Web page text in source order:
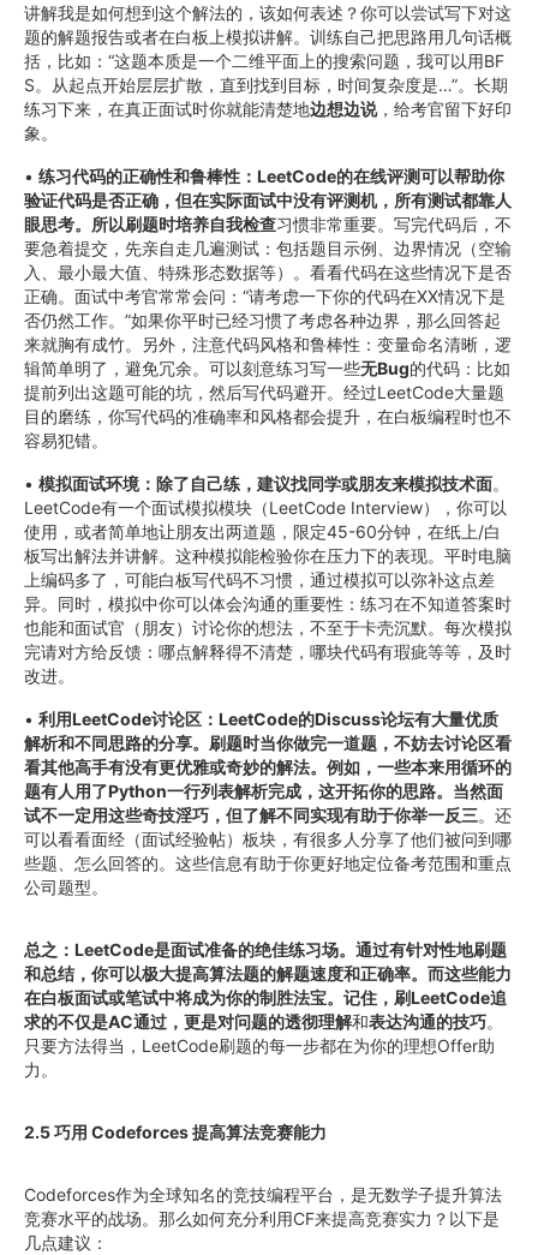
讲解我是如何想到这个解法的，该如何表述？你可以尝试写下对这
题的解题报告或者在白板上模拟讲解。训练自己把思路用几句话概
括，比如：“这题本质是一个二维平面上的搜索问题，我可以用BF
S。从起点开始层层扩散，直到找到目标，时间复杂度是…”。长期
练习下来，在真正面试时你就能清楚地边想边说，给考官留下好印
象。
• 练习代码的正确性和鲁棒性：LeetCode的在线评测可以帮助你
验证代码是否正确，但在实际面试中没有评测机，所有测试都靠人
眼思考。所以刷题时培养自我检查习惯非常重要。写完代码后，不
要急着提交，先亲自走几遍测试：包括题目示例、边界情况（空输
入、最小最大值、特殊形态数据等）。看看代码在这些情况下是否
正确。面试中考官常常会问：“请考虑一下你的代码在XX情况下是
否仍然工作。”如果你平时已经习惯了考虑各种边界，那么回答起
来就胸有成竹。另外，注意代码风格和鲁棒性：变量命名清晰，逻
辑简单明了，避免冗余。可以刻意练习写一些无Bug的代码：比如
提前列出这题可能的坑，然后写代码避开。经过LeetCode大量题
目的磨练，你写代码的准确率和风格都会提升，在白板编程时也不
容易犯错。
• 模拟面试环境：除了自己练，建议找同学或朋友来模拟技术面。
LeetCode有一个面试模拟模块（LeetCode Interview），你可以
使用，或者简单地让朋友出两道题，限定45-60分钟，在纸上/白
板写出解法并讲解。这种模拟能检验你在压力下的表现。平时电脑
上编码多了，可能白板写代码不习惯，通过模拟可以弥补这点差
异。同时，模拟中你可以体会沟通的重要性：练习在不知道答案时
也能和面试官（朋友）讨论你的想法，不至于卡壳沉默。每次模拟
完请对方给反馈：哪点解释得不清楚，哪块代码有瑕疵等等，及时
改进。
• 利用LeetCode讨论区：LeetCode的Discuss论坛有大量优质
解析和不同思路的分享。刷题时当你做完一道题，不妨去讨论区看
看其他高手有没有更优雅或奇妙的解法。例如，一些本来用循环的
题有人用了Python一行列表解析完成，这开拓你的思路。当然面
试不一定用这些奇技淫巧，但了解不同实现有助于你举一反三。还
可以看看面经（面试经验帖）板块，有很多人分享了他们被问到哪
些题、怎么回答的。这些信息有助于你更好地定位备考范围和重点
公司题型。
总之：LeetCode是面试准备的绝佳练习场。通过有针对性地刷题
和总结，你可以极大提高算法题的解题速度和正确率。而这些能力
在白板面试或笔试中将成为你的制胜法宝。记住，刷LeetCode追
求的不仅是AC通过，更是对问题的透彻理解和表达沟通的技巧。
只要方法得当，LeetCode刷题的每一步都在为你的理想Offer助
力。
2.5 巧用 Codeforces 提高算法竞赛能力
Codeforces作为全球知名的竞技编程平台，是无数学子提升算法
竞赛水平的战场。那么如何充分利用CF来提高竞赛实力？以下是
几点建议：